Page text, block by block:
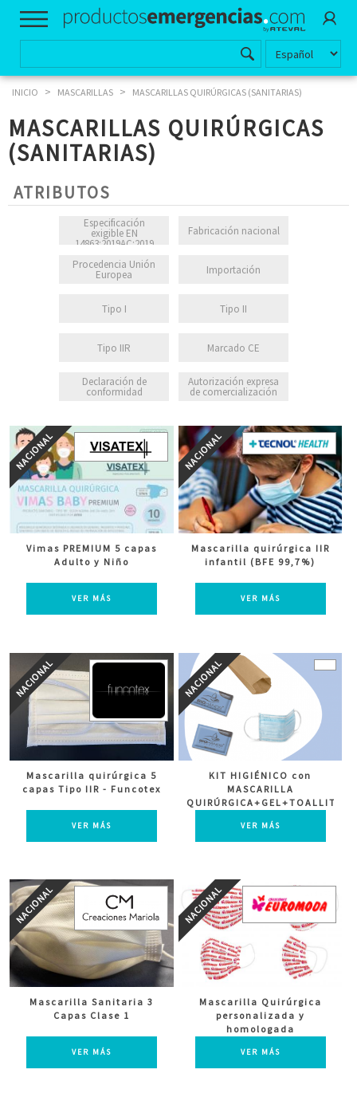
INICIO > MASCARILLAS > MASCARILLAS QUIRÚRGICAS (SANITARIAS)
MASCARILLAS QUIRÚRGICAS
(SANITARIAS)
ATRIBUTOS
Especificación
exigible EN
14863:2019AC:2019
Fabricación nacional
Procedencia Unión
Europea Importación
Tipo I Tipo II
Tipo IIR Marcado CE
Declaración de
conformidad
Autorización expresa
de comercialización
Vimas PREMIUM 5 capas
Adulto y Niño
VER MÁS
Mascarilla quirúrgica IIR
infantil (BFE 99,7%)
VER MÁS
Mascarilla quirúrgica 5
capas Tipo IIR - Funcotex
VER MÁS
KIT HIGIÉNICO con
MASCARILLA
QUIRÚRGICA+GEL+TOALLITA.
VER MÁS
Mascarilla Sanitaria 3
Capas Clase 1
VER MÁS
Mascarilla Quirúrgica
personalizada y
homologada
VER MÁS